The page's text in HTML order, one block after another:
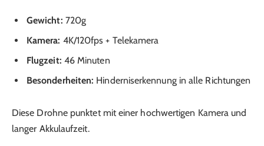
Gewicht: 720g
Kamera: 4K/120fps + Telekamera
Flugzeit: 46 Minuten
Besonderheiten: Hinderniserkennung in alle Richtungen
Diese Drohne punktet mit einer hochwertigen Kamera und
langer Akkulaufzeit.